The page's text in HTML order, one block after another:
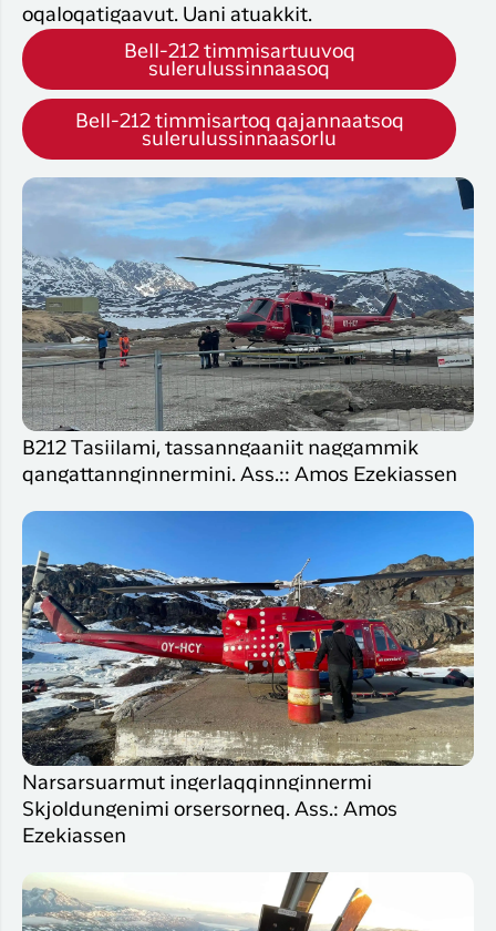
oqaloqatigaavut. Uani atuakkit.
Bell-212 timmisartuuvoq
sulerulussinnaasoq
Bell-212 timmisartoq qajannaatsoq
sulerulussinnaasorlu
B212 Tasiilami, tassanngaaniit naggammik
qangattannginnermini. Ass.:: Amos Ezekiassen
Narsarsuarmut ingerlaqqinnginnermi
Skjoldungenimi orsersorneq. Ass.: Amos
Ezekiassen